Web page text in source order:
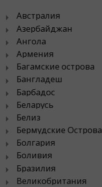
Австралия
Азербайджан
Ангола
Армения
Багамские острова
Бангладеш
Барбадос
Беларусь
Белиз
Бермудские Острова
Болгария
Боливия
Бразилия
Великобритания